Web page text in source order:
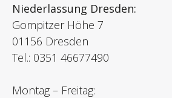
Niederlassung Dresden:
Gompitzer Höhe 7
01156 Dresden
Tel.: 0351 46677490
Montag – Freitag: